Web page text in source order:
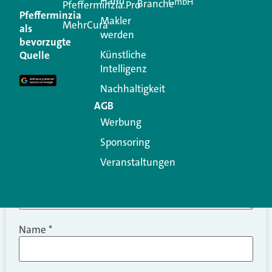
Kommentar
Ihre E-Mail-Adresse wird nicht veröffentlicht.
Erforderliche Felder sind mit
Kommentar
Name *
Pfefferminzia
als
bevorzugte
Quelle
Pfefferminzia.Pro
MehrCuraMakler
werden
Künstliche
Intelligenz
Nachhaltigkeit
AGB
Werbung
Sponsoring
Veranstaltungen
Branche